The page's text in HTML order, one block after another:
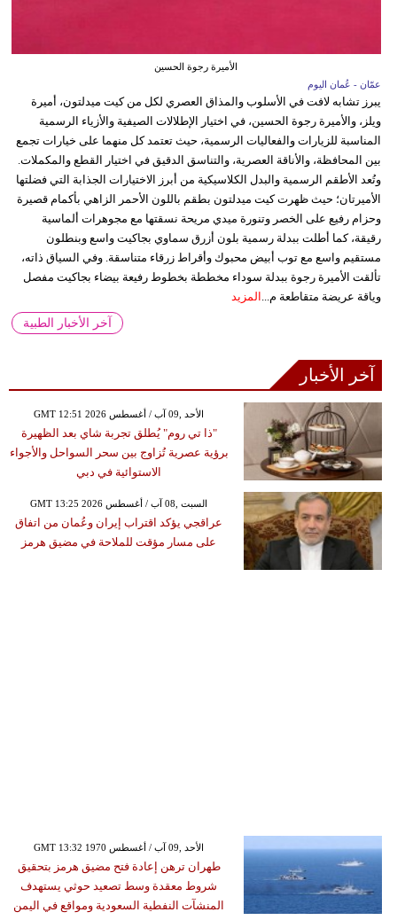
الأميرة رجوة الحسين
عمّان - عُمان اليوم
يبرز تشابه لافت في الأسلوب والمذاق العصري لكل من كيت ميدلتون، أميرة
ويلز، والأميرة رجوة الحسين، في اختيار الإطلالات الصيفية والأزياء الرسمية
المناسبة للزيارات والفعاليات الرسمية، حيث تعتمد كل منهما على خيارات تجمع
بين المحافظة، والأناقة العصرية، والتناسق الدقيق في اختيار القطع والمكملات.
وتُعد الأطقم الرسمية والبدل الكلاسيكية من أبرز الاختيارات الجذابة التي فضلتها
الأميرتان؛ حيث ظهرت كيت ميدلتون بطقم باللون الأحمر الزاهي بأكمام قصيرة
وحزام رفيع على الخصر وتنورة ميدي مريحة نسقتها مع مجوهرات ألماسية
رقيقة، كما أطلت ببدلة رسمية بلون أزرق سماوي بجاكيت واسع وبنطلون
مستقيم واسع مع توب أبيض محبوك وأقراط زرقاء متناسقة. وفي السياق ذاته،
تألقت الأميرة رجوة ببدلة سوداء مخططة بخطوط رفيعة بيضاء بجاكيت مفصل
وياقة عريضة متقاطعة م... المزيد
آخر الأخبار الطبية
آخر الأخبار
GMT 12:51 2026 الأحد ,09 آب / أغسطس
"ذا تي روم" يُطلق تجربة شاي بعد الظهيرة
برؤية عصرية تُزاوج بين سحر السواحل والأجواء
الاستوائية في دبي
GMT 13:25 2026 السبت ,08 آب / أغسطس
عراقجي يؤكد اقتراب إيران وعُمان من اتفاق
على مسار مؤقت للملاحة في مضيق هرمز
GMT 13:32 1970 الأحد ,09 آب / أغسطس
طهران ترهن إعادة فتح مضيق هرمز بتحقيق
شروط معقدة وسط تصعيد حوثي يستهدف
المنشآت النفطية السعودية ومواقع في اليمن